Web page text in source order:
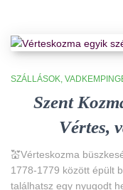
SZÁLLÁSOK
Szent
Vértes,
💒Vérteskozma
1778-1779 között épült
találhatsz egy nyugodt